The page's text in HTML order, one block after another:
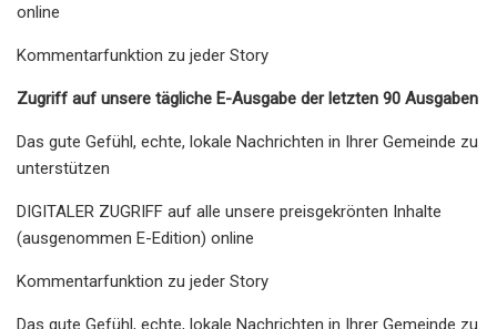
online
Kommentarfunktion zu jeder Story
Zugriff auf unsere tägliche E-Ausgabe der letzten 90 Ausgaben
Das gute Gefühl, echte, lokale Nachrichten in Ihrer Gemeinde zu
unterstützen
DIGITALER ZUGRIFF auf alle unsere preisgekrönten Inhalte
(ausgenommen E-Edition) online
Kommentarfunktion zu jeder Story
Das gute Gefühl, echte, lokale Nachrichten in Ihrer Gemeinde zu